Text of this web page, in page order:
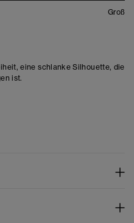
Groß
eine schlanke Silhouette, die
ist.